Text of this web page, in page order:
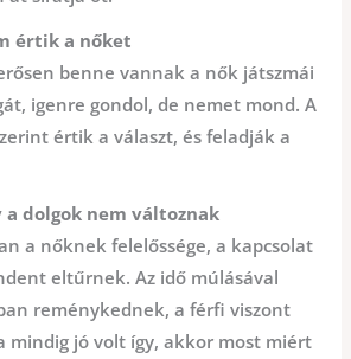
értik a nőket
benne vannak a nők játszmái
igenre gondol, de nemet mond. A
értik a választ, és feladják a
a dolgok nem változnak
a nőknek felelőssége, a kapcsolat
eltűrnek. Az idő múlásával
reménykednek, a férfi viszont
mindig jó volt így, akkor most miért